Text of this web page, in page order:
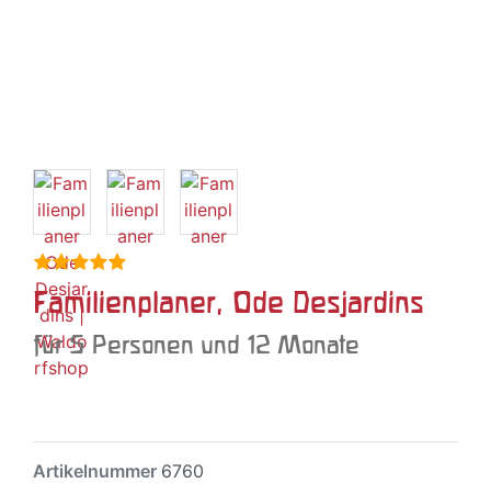
Familienplaner, Ode Desjardins
für 5 Personen und 12 Monate
Artikelnummer 6760